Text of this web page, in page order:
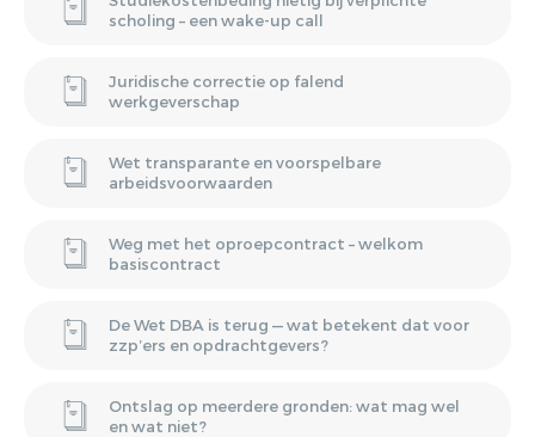
scholing – een wake-up call
Juridische correctie op falend
werkgeverschap
Wet transparante en voorspelbare
arbeidsvoorwaarden
Weg met het oproepcontract – welkom
basiscontract
De Wet DBA is terug — wat betekent dat voor
zzp’ers en opdrachtgevers?
Ontslag op meerdere gronden: wat mag wel
en wat niet?